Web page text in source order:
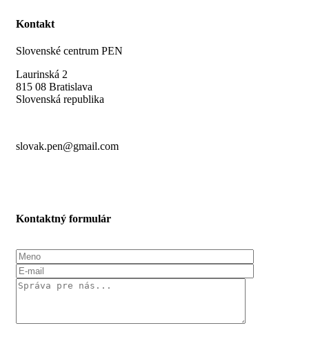
Kontakt
Slovenské centrum PEN
Laurinská 2
815 08 Bratislava
Slovenská republika
slovak.pen@gmail.com
Kontaktný formulár